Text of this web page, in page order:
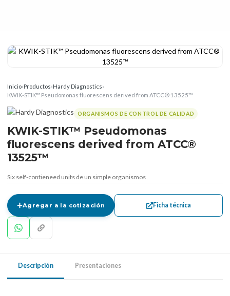
Inicio›Productos›Hardy Diagnostics›
KWIK-STIK™ Pseudomonas fluorescens derived from ATCC® 13525™
ORGANISMOS DE CONTROL DE CALIDAD
KWIK-STIK™ Pseudomonas
fluorescens derived from ATCC®
13525™
Six self-contieneed units de un simple organismos
Agregar a la cotización Ficha técnica
Descripción Presentaciones